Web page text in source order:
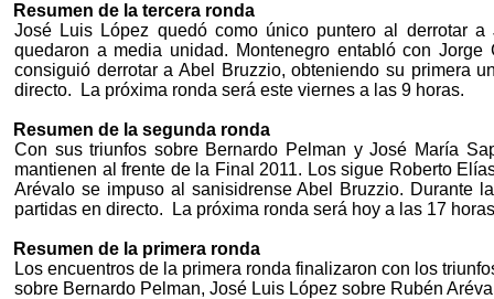
Resumen de la tercera ronda
José Luis López quedó como único puntero al derrotar
quedaron a media unidad. Montenegro entabló con
consiguió derrotar a Abel Bruzzio, obteniendo su primera
directo. La próxima ronda será este viernes a las 9 horas.
Resumen de la segunda ronda
Con sus triunfos sobre Bernardo Pelman y José María
mantienen al frente de la Final 2011. Los sigue Roberto
Arévalo se impuso al sanisidrense Abel Bruzzio. Durante
partidas en directo. La próxima ronda será hoy a las 17
Resumen de la primera ronda
Los encuentros de la primera ronda finalizaron con los
sobre Bernardo Pelman, José Luis López sobre Rubén